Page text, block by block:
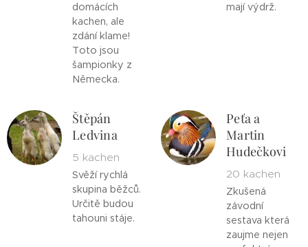
domácích
kachen, ale
zdání klame!
Toto jsou
šampionky z
Německa.
mají výdrž.
Štěpán
Ledvina
5 kachen
Svěží rychlá
skupina běžců.
Určitě budou
tahouni stáje.
Peťa a
Martin
Hudečkovi
20 kachen
Zkušená
závodní
sestava která
zaujme nejen